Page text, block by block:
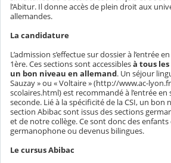
l’Abitur. Il donne accès de plein droit aux
allemandes.
La candidature
L’admission s’effectue sur dossier à l’entrée
1ère. Ces sections sont accessiblesà tous
un bon niveau en allemand. Un séjour
Sauzay » ou « Voltaire » (http://www.ac-
scolaires.html) est recommandé à l’entrée
seconde. Lié à la spécificité de la CSI, un bon
section Abibac sont issus des sections
et de notre collège. Ce sont donc des enfants
germanophone ou devenus bilingues.
Le cursus Abibac